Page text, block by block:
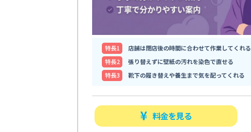
特⻑1
店舗は閉店後の時間に合わせて作業してくれる
特⻑2
張り替えずに壁紙の汚れを染色で直せる
特⻑3
靴下の履き替えや養生まで気を配ってくれる
料金を見る